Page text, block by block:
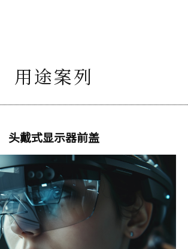
用途案列
头戴式显示器前盖